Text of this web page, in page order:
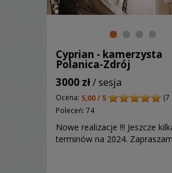
Cyprian - kamerzysta
Polanica-Zdrój
3000 zł/ sesja
Ocena: 5,00 / 5
(7
Poleceń: 74
Nowe realizacje !!! Jeszcze
terminów na 2024.